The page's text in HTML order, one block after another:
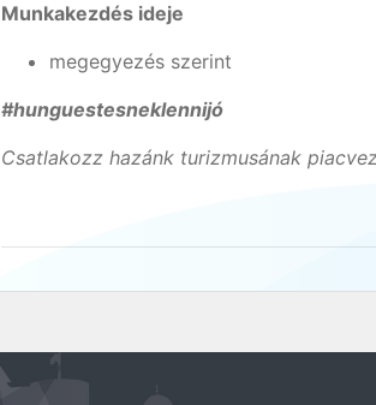
Munkakezdés ideje
megegyezés szerint
#hunguestesneklennijó
Csatlakozz hazánk turizmusának